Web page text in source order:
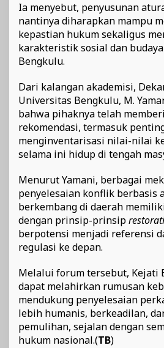
Ia menyebut, penyusunan
nantinya diharapkan mampu
kepastian hukum sekaligus
karakteristik sosial dan
Bengkulu.
Dari kalangan akademisi,
Universitas Bengkulu, M.
bahwa pihaknya telah
rekomendasi, termasuk
menginventarisasi nilai-nilai
selama ini hidup di tengah
Menurut Yamani, berbagai
penyelesaian konflik berbasis
berkembang di daerah
dengan prinsip-prinsip
berpotensi menjadi referensi
regulasi ke depan.
Melalui forum tersebut, Kejati
dapat melahirkan rumusan
mendukung penyelesaian
lebih humanis, berkeadilan,
pemulihan, sejalan dengan
hukum nasional.(TB)